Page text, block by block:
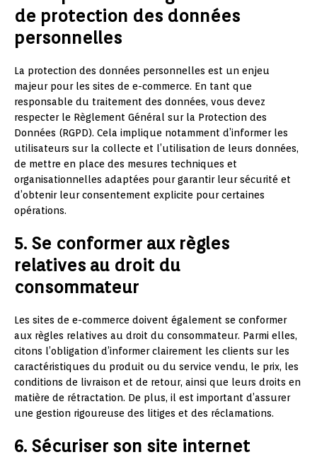
de protection des données
personnelles
La protection des données personnelles est un enjeu
majeur pour les sites de e-commerce. En tant que
responsable du traitement des données, vous devez
respecter le Règlement Général sur la Protection des
Données (RGPD). Cela implique notamment d’informer les
utilisateurs sur la collecte et l’utilisation de leurs données,
de mettre en place des mesures techniques et
organisationnelles adaptées pour garantir leur sécurité et
d’obtenir leur consentement explicite pour certaines
opérations.
5. Se conformer aux règles
relatives au droit du
consommateur
Les sites de e-commerce doivent également se conformer
aux règles relatives au droit du consommateur. Parmi elles,
citons l’obligation d’informer clairement les clients sur les
caractéristiques du produit ou du service vendu, le prix, les
conditions de livraison et de retour, ainsi que leurs droits en
matière de rétractation. De plus, il est important d’assurer
une gestion rigoureuse des litiges et des réclamations.
6. Sécuriser son site internet